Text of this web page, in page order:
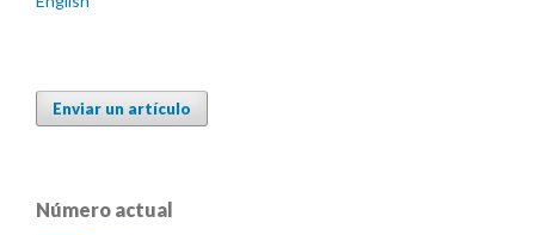
Enviar un artículo
Número actual